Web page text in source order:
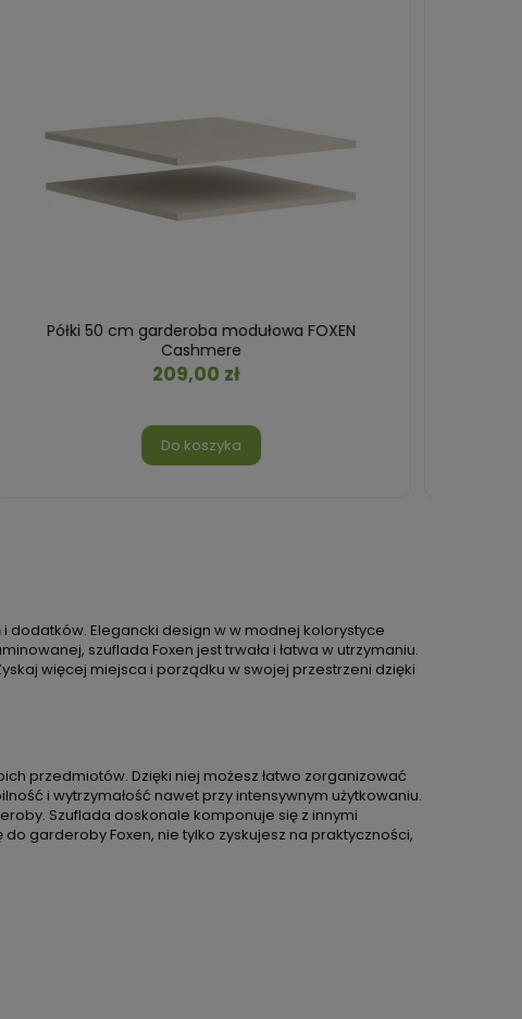
Półki 80/100 cm garderoba modułowa FOXEN
Cashmere
239,00 zł
Do koszyka
Elegancki design w w modnej kolorystyce
szuflada Foxen jest trwała i łatwa w utrzymaniu.
więcej miejsca i porządku w swojej przestrzeni dzięki
przedmiotów. Dzięki niej możesz łatwo zorganizować
i wytrzymałość nawet przy intensywnym użytkowaniu.
Szuflada doskonale komponuje się z innymi
garderoby Foxen, nie tylko zyskujesz na praktyczności,